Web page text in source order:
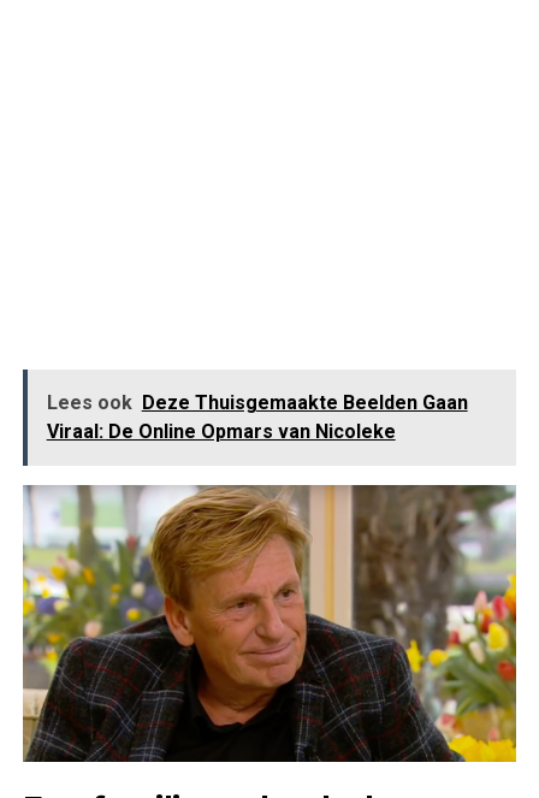
Lees ook Deze Thuisgemaakte Beelden Gaan
Viraal: De Online Opmars van Nicoleke